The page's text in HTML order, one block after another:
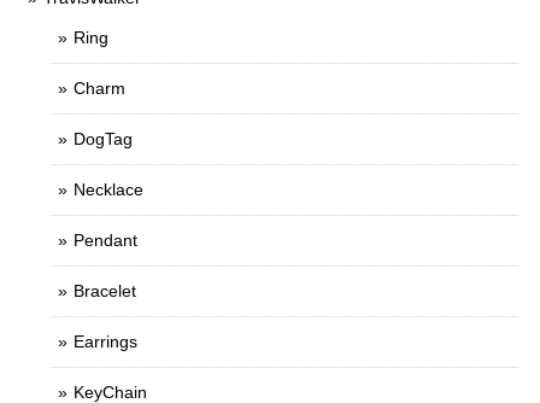
Ring
Charm
DogTag
Necklace
Pendant
Bracelet
Earrings
KeyChain